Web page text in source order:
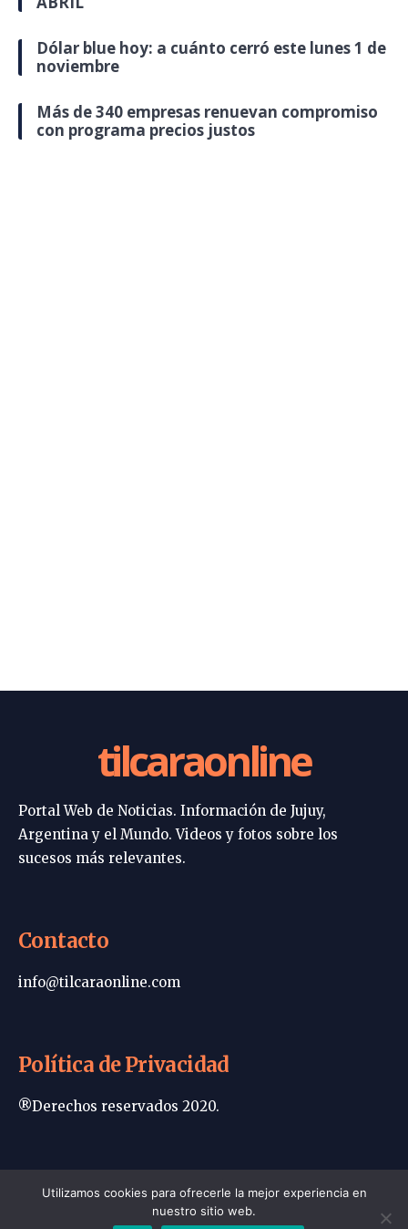
Dólar blue hoy: a cuánto cerró este lunes 1 de
noviembre
Más de 340 empresas renuevan compromiso
con programa precios justos
tilcaraonline
Portal Web de Noticias. Información de Jujuy,
Argentina y el Mundo. Videos y fotos sobre los
sucesos más relevantes.
Contacto
info@tilcaraonline.com
Política de Privacidad
®Derechos reservados 2020.
Portada | Tilcara Online
Política de privacidad
Contacto
Utilizamos cookies para ofrecerle la mejor experiencia en
nuestro sitio web.